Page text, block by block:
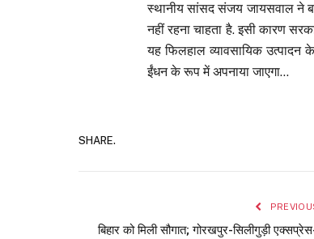
स्थानीय सांसद संजय जायसवाल ने
नहीं रहना चाहता है. इसी कारण
यह फिलहाल व्यावसायिक उत्पादन
ईंधन के रूप में अपनाया जाएगा…
SHARE.
बिहार को मिली सौगात; गोरखपुर-सिलीगुड़ी